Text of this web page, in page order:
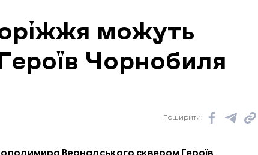
можуть
Чорнобиля
Поширити: